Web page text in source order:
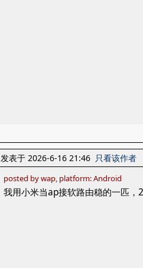
发表于 2026-6-16 21:46 只看该作者
posted by wap, platform: Android
我用小米当ap接软路由稳的一匹，